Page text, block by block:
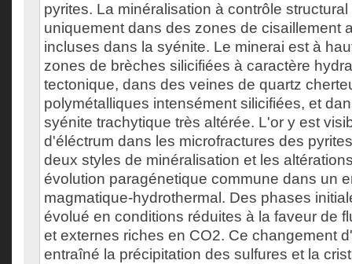
pyrites. La minéralisation à contrôle
uniquement dans des zones de cisaillement
incluses dans la syénite. Le minerai est à
zones de brèches silicifiées à caractère
tectonique, dans des veines de quartz
polymétalliques intensément silicifiées, et
syénite trachytique très altérée. L'or y est
d'éléctrum dans les microfractures des
deux styles de minéralisation et les
évolution paragénetique commune dans un
magmatique-hydrothermal. Des phases
évolué en conditions réduites à la faveur de
et externes riches en CO2. Ce changement
entraîné la précipitation des sulfures et la